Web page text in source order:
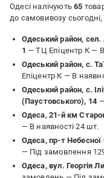
Одесі налічують65
до самовивозу
Одеський район, сел.
1 — ТЦ Епіцентр К —
Одеський район, с.
Епіцентр К — В
Одеський район, с.
(Паустовського), 14
Одеса, 21-й км
— В наявності 24 шт.
Одеса, пр-т
— Під замовлення
Одеса, вул. Георгія